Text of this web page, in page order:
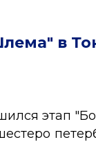
в
этап